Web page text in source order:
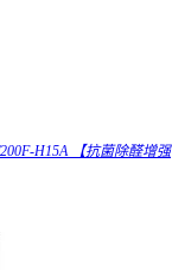
H15A 【抗菌除醛增强